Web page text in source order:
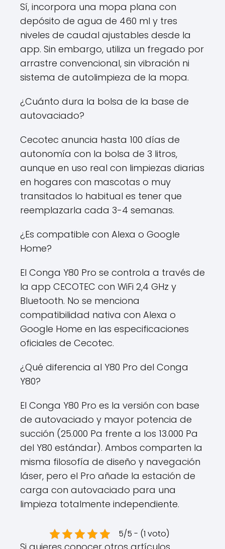
Sí, incorpora una mopa plana con
depósito de agua de 460 ml y tres
niveles de caudal ajustables desde la
app. Sin embargo, utiliza un fregado por
arrastre convencional, sin vibración ni
sistema de autolimpieza de la mopa.
¿Cuánto dura la bolsa de la base de
autovaciado?
Cecotec anuncia hasta 100 días de
autonomía con la bolsa de 3 litros,
aunque en uso real con limpiezas diarias
en hogares con mascotas o muy
transitados lo habitual es tener que
reemplazarla cada 3-4 semanas.
¿Es compatible con Alexa o Google
Home?
El Conga Y80 Pro se controla a través de
la app CECOTEC con WiFi 2,4 GHz y
Bluetooth. No se menciona
compatibilidad nativa con Alexa o
Google Home en las especificaciones
oficiales de Cecotec.
¿Qué diferencia al Y80 Pro del Conga
Y80?
El Conga Y80 Pro es la versión con base
de autovaciado y mayor potencia de
succión (25.000 Pa frente a los 13.000 Pa
del Y80 estándar). Ambos comparten la
misma filosofía de diseño y navegación
láser, pero el Pro añade la estación de
carga con autovaciado para una
limpieza totalmente independiente.
5/5 - (1 voto)